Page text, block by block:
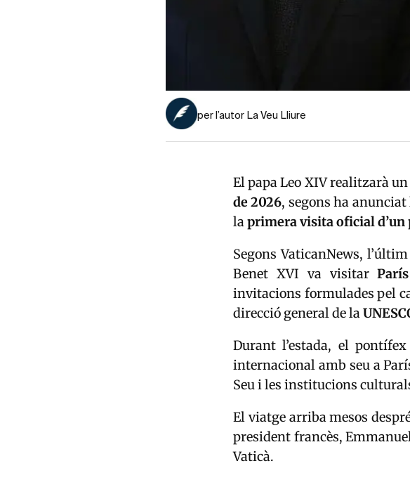
per l’autor La Veu Lliure
El papaLeo XIVrealitzarà un
de 2026, segons ha anunciat
laprimera visita oficial d’un
Segons VaticanNews,
Benet XVI va visitarParís
invitacions formulades pel
direcció general de la
Durant l’estada, el
internacional amb seu a
Seu i les institucions
El viatge arriba mesos
president francès,
Vaticà.